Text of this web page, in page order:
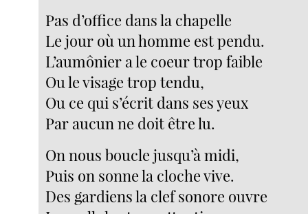
Pas d’office dans la chapelle
Le jour où un homme est pendu.
L’aumônier a le coeur trop faible
Ou le visage trop tendu,
Ou ce qui s’écrit dans ses yeux
Par aucun ne doit être lu.
On nous boucle jusqu’à midi,
Puis on sonne la cloche vive.
Des gardiens la clef sonore ouvre